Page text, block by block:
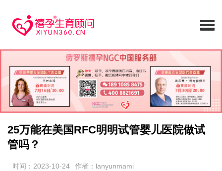
25万能在美国RFC明明试管婴儿医院做试
管吗？
时间：2023-10-24 作者：lanyunmami